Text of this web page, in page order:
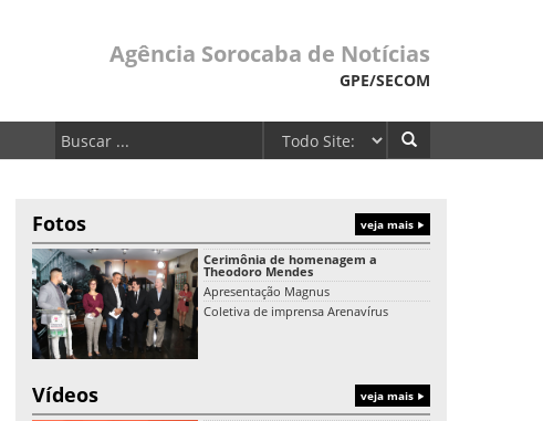
Agência Sorocaba de Notícias
GPE/SECOM
Fotos veja mais
Cerimônia de homenagem a
Theodoro Mendes
Apresentação Magnus
Coletiva de imprensa Arenavírus
Vídeos veja mais